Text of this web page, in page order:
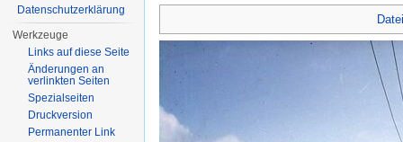
Datenschutzerklärung
Werkzeuge
Links auf diese Seite
Änderungen an
verlinkten Seiten
Spezialseiten
Druckversion
Permanenter Link